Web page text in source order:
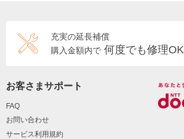
充実の延長補償
購入金額内で 何度でも修理OK
お客さまサポート
FAQ
お問い合わせ
サービス利用規約